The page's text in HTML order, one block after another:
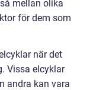
mellan olika
för dem som
när det
Vissa elcyklar
andra kan vara